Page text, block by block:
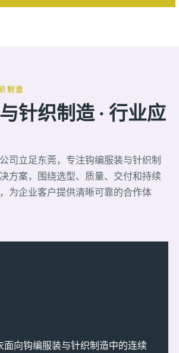
制造
针织制造 · 行业应
司立足东莞，专注钩编服装与针织制
方案，围绕选型、质量、交付和持续
为企业客户提供清晰可靠的合作体
面向钩编服装与针织制造中的连续